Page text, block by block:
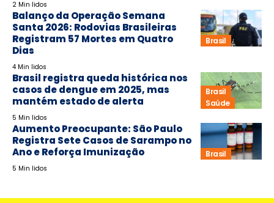
2 Min lidos
Brasil
Balanço da Operação Semana
Santa 2026: Rodovias Brasileiras
Registram 57 Mortes em Quatro
Dias
4 Min lidos
Brasil
Saúde
Brasil registra queda histórica nos
casos de dengue em 2025, mas
mantém estado de alerta
5 Min lidos
Brasil
Aumento Preocupante: São Paulo
Registra Sete Casos de Sarampo no
Ano e Reforça Imunização
5 Min lidos